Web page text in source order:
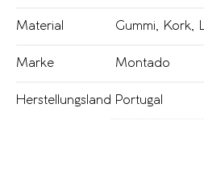
Material Gummi Kork
Marke Montado
Herstellungsland Portugal